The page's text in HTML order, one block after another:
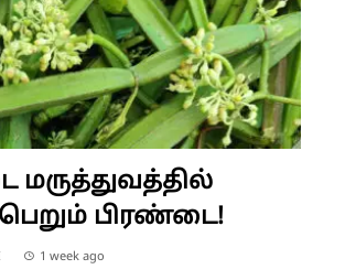
மருத்துவத்தில்
பிரண்டை!
1 week ago